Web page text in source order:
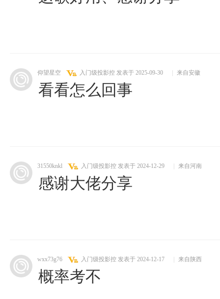
仰望星空 入门级投影控 发表于 2025-09-30 来自安徽
看看怎么回事
31550knkl 入门级投影控 发表于 2024-12-29 来自河南
感谢大佬分享
wxx73g76 入门级投影控 发表于 2024-12-17 来自陕西
概率考不